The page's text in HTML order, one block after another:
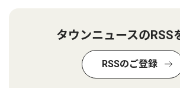
タウンニュースのRSS
RSSのご登録